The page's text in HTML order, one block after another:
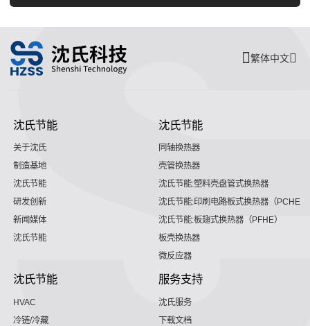
繁体中文
沈氏节能
关于沈氏
制造基地
沈氏节能
研发创新
新闻媒体
沈氏节能
沈氏节能
同轴换热器
壳管换热器
沈氏节能:塑料壳盘管式换热器
沈氏节能:印刷电路板式换热器（PCHE）
沈氏节能:板翅式换热器（PFHE）
板壳换热器
微反应器
沈氏节能
HVAC
冷链/冷藏
服务支持
沈氏服务
下载文档